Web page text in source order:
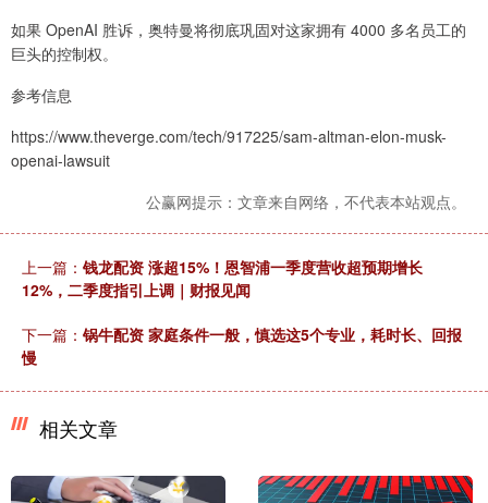
如果 OpenAI 胜诉，奥特曼将彻底巩固对这家拥有 4000 多名员工的
巨头的控制权。
参考信息
https://www.theverge.com/tech/917225/sam-altman-elon-musk-
openai-lawsuit
公赢网提示：文章来自网络，不代表本站观点。
上一篇： 钱龙配资 涨超15%！恩智浦一季度营收超预期增长
12%，二季度指引上调｜财报见闻
下一篇： 锅牛配资 家庭条件一般，慎选这5个专业，耗时长、回报
慢
相关文章